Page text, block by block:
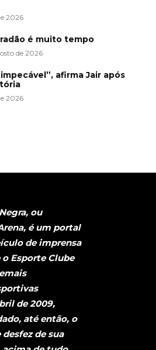
2026
é muito tempo
de 2026
afirma Jair após
2026
ou
é um portal
de imprensa
Esporte Clube
de 2009,
até então, o
de sua